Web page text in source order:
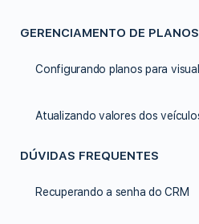
GERENCIAMENTO DE PLANOS
DÚVIDAS FREQUENTES
Recuperando a senha do CRM